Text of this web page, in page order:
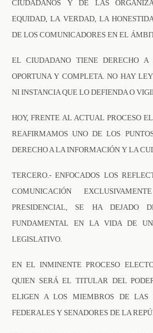
CIUDADANOS Y DE LAS
EQUIDAD, LA VERDAD, LA
DE LOS COMUNICADORES EN EL
EL CIUDADANO TIENE DERECHO A
OPORTUNA Y COMPLETA. NO HAY
NI INSTANCIA QUE LO DEFIENDA O
HOY, FRENTE AL ACTUAL PROCESO
REAFIRMAMOS UNO DE LOS
DERECHO A LA INFORMACIÓN Y LA
TERCERO.- ENFOCADOS LOS
COMUNICACIÓN
PRESIDENCIAL, SE HA DEJADO
FUNDAMENTAL EN LA VIDA DE
LEGISLATIVO.
EN EL INMINENTE PROCESO
QUIEN SERÁ EL TITULAR DEL
ELIGEN A LOS MIEMBROS DE LAS
FEDERALES Y SENADORES DE LA